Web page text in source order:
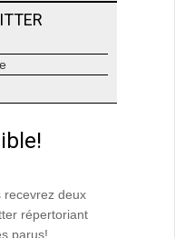
recevrez deux
répertoriant
parus!